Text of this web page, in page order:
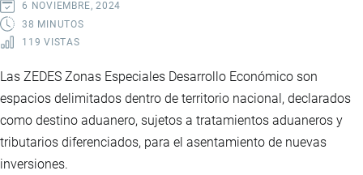
6 NOVIEMBRE, 2024
38 MINUTOS
119 VISTAS
Las ZEDES Zonas Especiales Desarrollo Económico son
espacios delimitados dentro de territorio nacional, declarados
como destino aduanero, sujetos a tratamientos aduaneros y
tributarios diferenciados, para el asentamiento de nuevas
inversiones.